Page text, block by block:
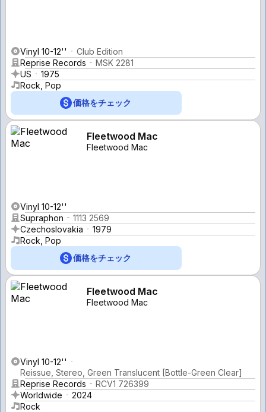
Vinyl 10-12''
Club Edition
Reprise Records
MSK 2281
US
1975
Rock, Pop
価格をチェック
Fleetwood Mac
Fleetwood Mac
Vinyl 10-12''
Supraphon
1113 2569
Czechoslovakia
1979
Rock, Pop
価格をチェック
Fleetwood Mac
Fleetwood Mac
Vinyl 10-12''
Reissue, Stereo, Green Translucent [Bottle-Green Clear]
Reprise Records
RCV1 726399
Worldwide
2024
Rock